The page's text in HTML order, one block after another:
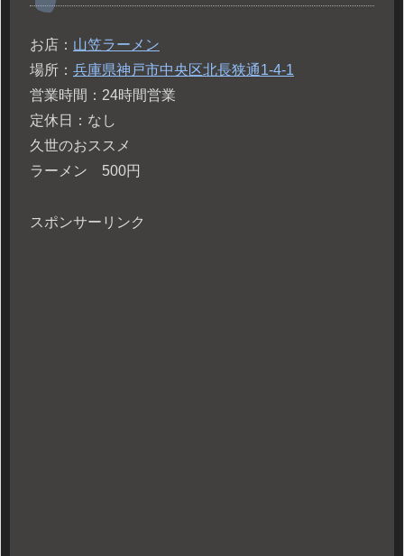
お店： 山笠ラーメン
場所： 兵庫県神戸市中央区北長狭通1-4-1
営業時間：24時間営業
定休日：なし
久世のおススメ
ラーメン 500円
スポンサーリンク